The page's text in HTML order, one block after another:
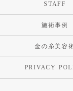
STAFF
施術事例
金の糸美容
PRIVACY